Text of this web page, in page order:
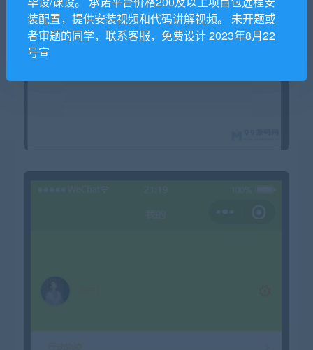
装配置，提供安装视频和代码讲解视频。 未开题或
者审题的同学，联系客服，免费设计 2023年8月22
号宣